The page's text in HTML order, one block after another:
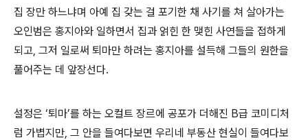
집 장만 하느냐며 아예 집 갖는 걸 포기한 채 사기를 쳐 살아가는
오인범은 홍지아와 일하면서 집과 얽힌 한 맺힌 사연들을 접하게
되고, 그저 일로써 퇴마만 하려는 홍지아를 설득해 그들의 원한을
풀어주는 데 앞장선다.
설정은 ‘퇴마’를 하는 오컬트 장르에 공포가 더해진 B급 코미디처
럼 가볍지만, 그 안을 들여다보면 우리네 부동산 현실이 들여다보